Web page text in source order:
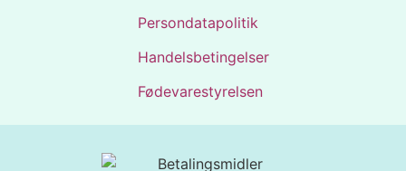
Persondatapolitik
Handelsbetingelser
Fødevarestyrelsen